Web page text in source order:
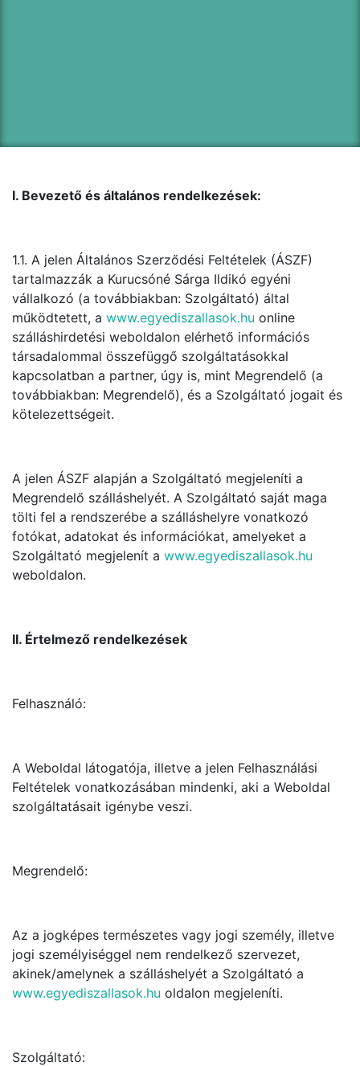
I. Bevezető és általános rendelkezések:
1.1. A jelen Általános Szerződési Feltételek (ÁSZF)
tartalmazzák a Kurucsóné Sárga Ildikó egyéni
vállalkozó (a továbbiakban: Szolgáltató) által
működtetett, a www.egyediszallasok.hu online
szálláshirdetési weboldalon elérhető információs
társadalommal összefüggő szolgáltatásokkal
kapcsolatban a partner, úgy is, mint Megrendelő (a
továbbiakban: Megrendelő), és a Szolgáltató jogait és
kötelezettségeit.
A jelen ÁSZF alapján a Szolgáltató megjeleníti a
Megrendelő szálláshelyét. A Szolgáltató saját maga
tölti fel a rendszerébe a szálláshelyre vonatkozó
fotókat, adatokat és információkat, amelyeket a
Szolgáltató megjelenít a www.egyediszallasok.hu
weboldalon.
II. Értelmező rendelkezések
Felhasználó:
A Weboldal látogatója, illetve a jelen Felhasználási
Feltételek vonatkozásában mindenki, aki a Weboldal
szolgáltatásait igénybe veszi.
Megrendelő:
Az a jogképes természetes vagy jogi személy, illetve
jogi személyiséggel nem rendelkező szervezet,
akinek/amelynek a szálláshelyét a Szolgáltató a
www.egyediszallasok.hu oldalon megjeleníti.
Szolgáltató: